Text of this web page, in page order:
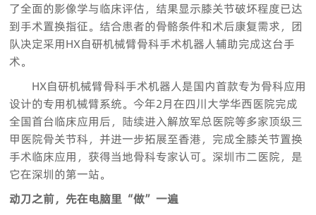
了全面的影像学与临床评估，结果显示膝关节破坏程度已达
到手术置换指征。结合患者的骨骼条件和术后康复需求，团
队决定采用HX自研机械臂骨科手术机器人辅助完成这台手
术。
HX自研机械臂骨科手术机器人是国内首款专为骨科应用
设计的专用机械臂系统。今年2月在四川大学华西医院完成
全国首台临床应用后，陆续进入解放军总医院等多家顶级三
甲医院骨关节科，并进一步拓展至香港，完成全膝关节置换
手术临床应用，获得当地骨科专家认可。深圳市二医院，是
它在深圳的第一站。
动刀之前，先在电脑里“做”一遍